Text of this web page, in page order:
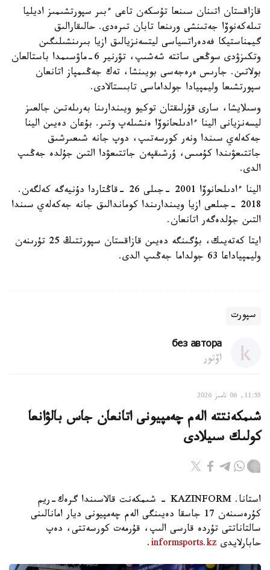
قازاقستان اتىنان سىنعا تۇسكەن تاعى ءبىر سپورتشىمىز اديليا
تىلەكەنوۆا جەتىنشى ورىنعا تابان تىرەدى. حالىقارالىق
گيمناستيكا فەدەراتسياسى ليتسەنزيالىق ازيا بىرىنشىلىگىن
وتكىزۋدى سوڭعى ساتتە شەشىپ، تۋرنير 6-ماۋسىمدا باستالعان
بولاتىن. جارىس ەرەجەسى بويىنشا، تەك جەڭىمپاز اتانعان
سپورتشىعا وليمپيادا جولداماسى تابىستالادى.
وسىلايشا، سارى قۇرلىقتان توكيو ويىندارىنا بەرىلەتىن جالعىز
ليسەنزيانى الينا ءادىلحانوۆا ەنشىلەپ وتىر. بۇعان دەيىن الينا
جەكەلەي سىندا ونەر كورسەتىپ، دوپ جانە شىعىرشىق
جاتتىعۋىندا كۇمىس، ۇرشىقپەن جاتتىعۋدا التىن جۇلدە جەڭىپ
الدى.
الينا ءادىلحانوۆا 2001 -جىلى 26 -قاڭتاردا دۇنيەگە كەلگەن.
2018 -جىلعى ازيا ويىندارىندا كوماندالىق جانە جەكەلەي سىندا
التىن جۇلدەگەر اتانعان.
ايتا كەتەيىك، بۇگىنگە دەيىن قازاقستان سپورتتىڭ 25 تۇرىنەن
وليمپياداعا 63 جولداما جەڭىپ الدى.
سپورت
без автора
اۆتور
11:55, 06 تامىز 2026
شىمكەنتتە الەم چەمپيونى اتانعان جاس بالۋانعا
كولىك سىيلادى
استانا. KAZINFORM - شىمكەنت قالاسىندا گرەك-ريم
كۇرەسىنەن 17 جاسقا دەيىنگى الەم چەمپيونى ديار امانالىنى
سالتاناتتى تۇردە قارسى الىپ، قۇرمەت كورسەتتى، دەپ
حابارلايدى informsports.kz
.